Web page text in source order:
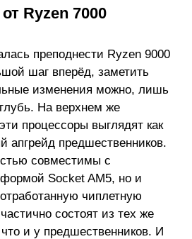
Ryzen 7000
преподнести Ryzen 9000
шаг вперёд, заметить
изменения можно, лишь
На верхнем же
процессоры выглядят как
апгрейд предшественников.
совместимы с
Socket AM5, но и
чиплетную
состоят из тех же
и у предшественников. И